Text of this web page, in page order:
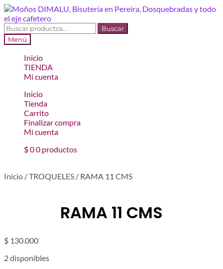
Ir
a
la
navegación
Ir
al
contenido
Buscar
por:
Buscar
Menú
Inicio
TIENDA
Mi cuenta
Inicio
Tienda
Carrito
Finalizar compra
Mi cuenta
$00 productos
Inicio /TROQUELES / RAMA 11 CMS
RAMA 11 CMS
$ 130.000
2 disponibles